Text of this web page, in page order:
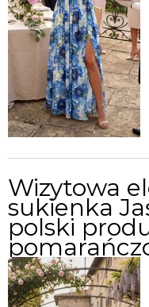
Wizytowa
sukienka
polski